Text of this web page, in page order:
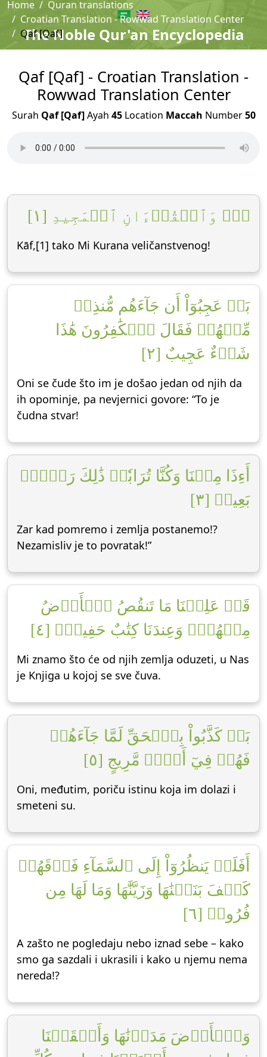
The Noble Qur'an Encyclopedia
Home
Quran translations
Croatian Translation - Rowwad Translation Center
Qaf [Qaf]
Qaf [Qaf] - Croatian Translation -
Rowwad Translation Center
Surah Qaf [Qaf]Ayah 45Location Maccah Number50
قٓۚ وَٱلۡقُرۡءَانِ ٱلۡمَجِيدِ [١]
Kāf,[1] tako Mi Kurana veličanstvenog!
بَلۡ عَجِبُوٓاْ أَن جَآءَهُم مُّنذِرٞ
مِّنۡهُمۡ فَقَالَ ٱلۡكَٰفِرُونَ هَٰذَا
شَيۡءٌ عَجِيبٌ [٢]
Oni se čude što im je došao jedan od njih da
ih opominje, pa nevjernici govore: “To je
čudna stvar!
أَءِذَا مِتۡنَا وَكُنَّا تُرَابٗاۖ ذَٰلِكَ رَجۡعُۢ
بَعِيدٞ [٣]
Zar kad pomremo i zemlja postanemo!?
Nezamisliv je to povratak!”
قَدۡ عَلِمۡنَا مَا تَنقُصُ ٱلۡأَرۡضُ
مِنۡهُمۡۖ وَعِندَنَا كِتَٰبٌ حَفِيظُۢ [٤]
Mi znamo što će od njih zemlja oduzeti, u Nas
je Knjiga u kojoj se sve čuva.
بَلۡ كَذَّبُواْ بِٱلۡحَقِّ لَمَّا جَآءَهُمۡ
فَهُمۡ فِيٓ أَمۡرٖ مَّرِيجٍ [٥]
Oni, međutim, poriču istinu koja im dolazi i
smeteni su.
أَفَلَمۡ يَنظُرُوٓاْ إِلَى ٱلسَّمَآءِ فَوۡقَهُمۡ
كَيۡفَ بَنَيۡنَٰهَا وَزَيَّنَّٰهَا وَمَا لَهَا مِن
فُرُوجٖ [٦]
A zašto ne pogledaju nebo iznad sebe – kako
smo ga sazdali i ukrasili i kako u njemu nema
nereda!?
وَٱلۡأَرۡضَ مَدَدۡنَٰهَا وَأَلۡقَيۡنَا